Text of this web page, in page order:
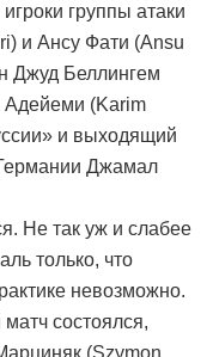
группы атаки
и Ансу Фати (Ansu
Джуд Беллингем
Адейеми (Karim
и выходящий
Джамал
Не так уж и слабее
только, что
невозможно.
состоялся,